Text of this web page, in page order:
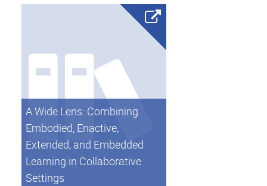
A Wide Lens: Combining
Embodied, Enactive,
Extended, and Embedded
Learning in Collaborative
Settings